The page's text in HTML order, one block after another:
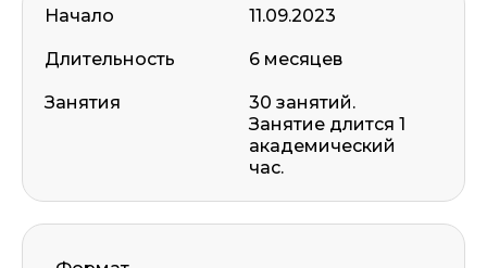
Начало
Длительность
Занятия
11.09.2023
6 месяцев
30 занятий.
Занятие длится 1
академический
час.